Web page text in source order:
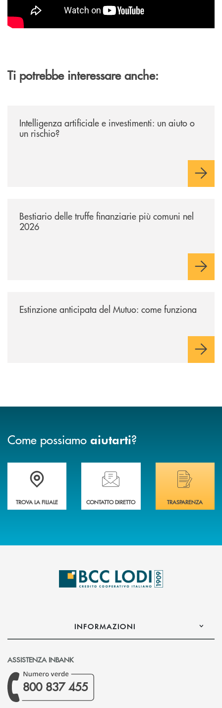
Ti potrebbe interessare anche:
Intelligenza artificiale e investimenti: un aiuto o
un rischio?
Bestiario delle truffe finanziarie più comuni nel
2026
Estinzione anticipata del Mutuo: come funziona
Come possiamo aiutarti?
Trova la filiale più vicina a Te
TROVA LA FILIALE
Hai bisogno di assistenza immediata?
CONTATTO DIRETTO
Hai bisogno di
TRASPARENZA
INFORMAZIONI
ASSISTENZA INBANK
800 837 455